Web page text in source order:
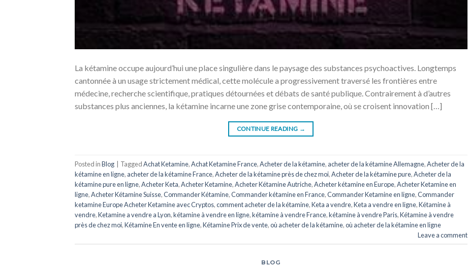
La kétamine occupe aujourd’hui une place singulière dans le paysage des substances psychoactives. Longtemps
cantonnée à un usage strictement médical, cette molécule a progressivement traversé les frontières entre
médecine, recherche scientifique, pratiques détournées et débats de santé publique. Contrairement à d’autres
substances plus anciennes, la kétamine incarne une zone grise contemporaine, où se croisent innovation […]
CONTINUE READING →
Posted inBlog TaggedAchat Ketamine,Achat Ketamine France,Acheter de la kétamine, acheter de la kétamine Allemagne,Acheter de la
kétamine en ligne, acheter de la kétamine France,Acheter de la kétamine près de chez moi,Acheter de la kétamine pure,Acheter de la
kétamine pure en ligne,Acheter Keta,Acheter Ketamine,Acheter Kétamine Autriche,Acheter kétamine en Europe,Acheter Ketamine en
ligne,Acheter Kétamine Suisse,Commander Kétamine,Commander kétamine en France,Commander Ketamine en ligne,Commander
ketamine Europe Acheter Ketamine avec Cryptos,comment acheter de la kétamine,Keta a vendre,Keta a vendre en ligne,Kétamine à
vendre,Ketamine a vendre a Lyon,kétamine à vendre en ligne,kétamine à vendre France,kétamine à vendre Paris,Kétamine à vendre
près de chez moi,Kétamine En vente en ligne,Kétamine Prix de vente,où acheter de la kétamine,où acheter de la kétamine en ligne
Leave a comment
BLOG